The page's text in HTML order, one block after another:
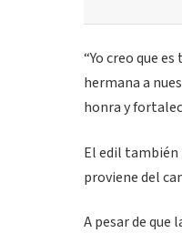
“Yo creo que
hermana a
honra y
El edil también
proviene del
A pesar de